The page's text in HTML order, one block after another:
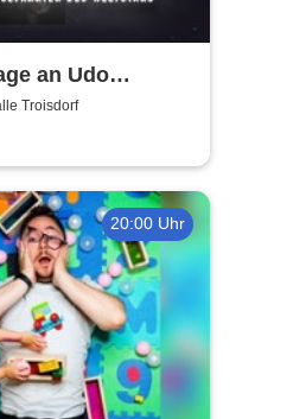
an Udo
Konzert mit
Troisdorf
20:00 Uhr